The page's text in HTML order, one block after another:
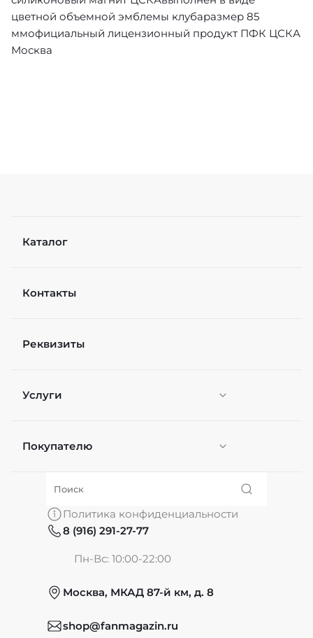
цветной объемной эмблемы клубаразмер 85
ммофициальный лицензионный продукт ПФК ЦСКА
Москва
Каталог
Контакты
Реквизиты
Услуги
Персонификация
Покупателю
О нас
Обмен и возврат
Политика конфиденциальности
8 (916) 291-27-77
Пн-Вс: 10:00-22:00
Москва, МКАД 87-й км, д. 8
shop@fanmagazin.ru